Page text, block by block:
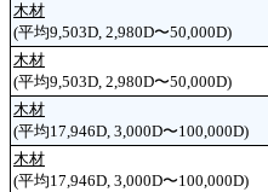
木材
(平均9,503D, 2,980D〜50,000D)
木材
(平均9,503D, 2,980D〜50,000D)
木材
(平均17,946D, 3,000D〜100,000D)
木材
(平均17,946D, 3,000D〜100,000D)